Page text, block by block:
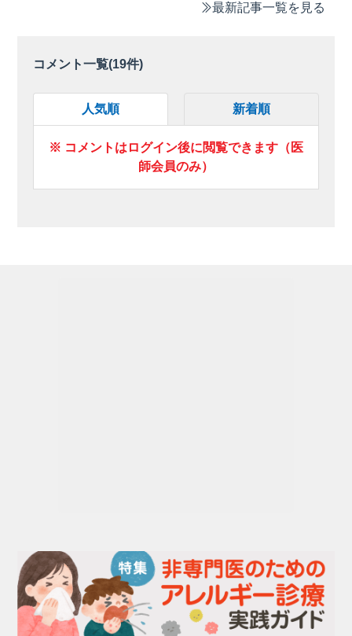
最新記事一覧を見る
コメント一覧(19件)
人気順 新着順
※ コメントはログイン後に閲覧できます（医
師会員のみ）